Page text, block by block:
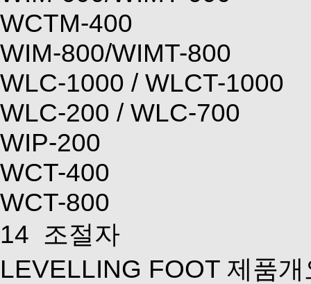
WCTM-400
WIM-800/WIMT-800
WLC-1000 / WLCT-1000
WLC-200 / WLC-700
WIP-200
WCT-400
WCT-800
14 조절자
LEVELLING FOOT 제품개